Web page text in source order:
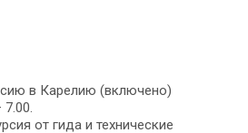
в Карелию (включено)
от гида и технические